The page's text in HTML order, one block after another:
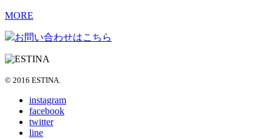
MORE
お問い合わせはこちら
© 2016 ESTINA.
instagram
facebook
twitter
line